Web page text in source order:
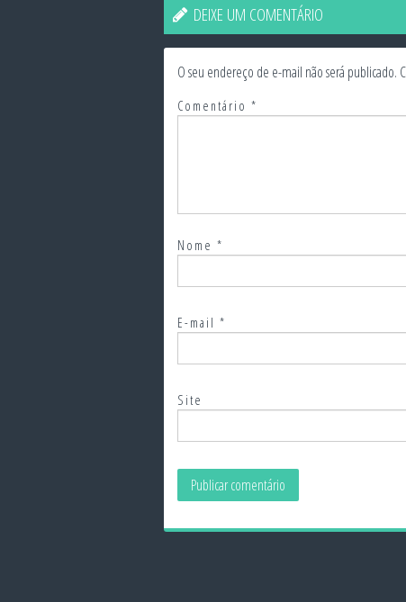
DEIXE UM COMENTÁRIO
O seu endereço de e-mail não será publicado.
Comentário *
Nome *
E-mail *
Site